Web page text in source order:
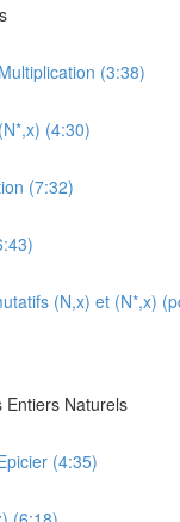
(3:38)
(4:30)
(7:32)
(N,x) et (N*,x)
Entiers Naturels
(4:35)